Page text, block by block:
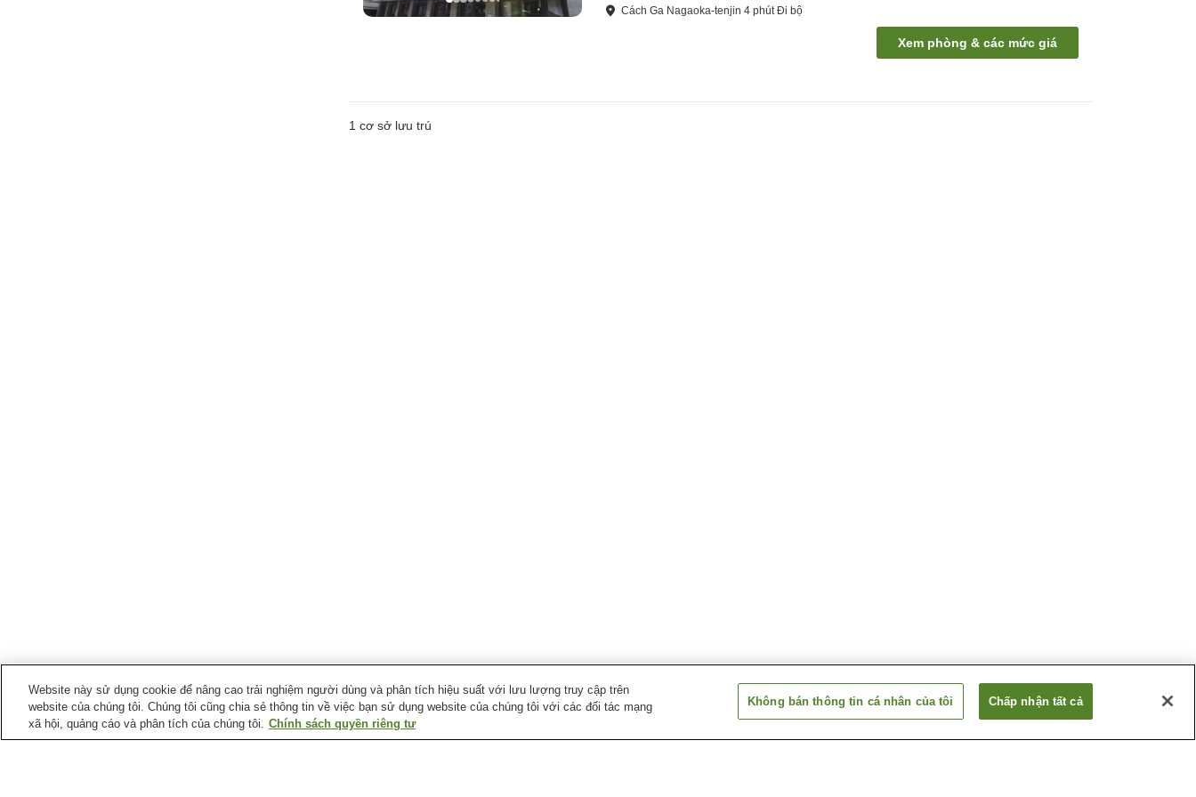
CáchGa Nagaoka-tenjin4 phútĐi bộ
Xem phòng & các mức giá
1 cơ sở lưu trú
Ga xe lửa tại Thành phố Muko
Website này sử dụng cookie để nâng cao trải nghiệm người dùng và phân tích hiệu suất với lưu lượng truy cập trên
website của chúng tôi. Chúng tôi cũng chia sẻ thông tin về việc bạn sử dụng website của chúng tôi với các đối tác mạng
xã hội, quảng cáo và phân tích của chúng tôi. Chính sách quyền riêng tư
Không bán thông tin cá nhân của tôi Chấp nhận tất cả